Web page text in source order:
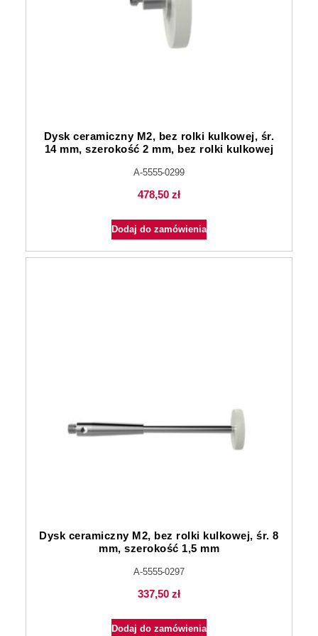
Dysk ceramiczny M2, bez rolki kulkowej, śr.
14 mm, szerokość 2 mm, bez rolki kulkowej
A-5555-0299
478,50 zł
Dodaj do zamówienia
Dysk ceramiczny M2, bez rolki kulkowej, śr. 8
mm, szerokość 1,5 mm
A-5555-0297
337,50 zł
Dodaj do zamówienia